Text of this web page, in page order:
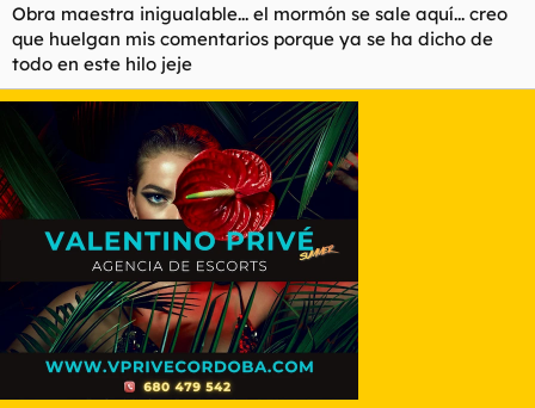
Obra maestra inigualable... el mormón se sale aquí... creo
que huelgan mis comentarios porque ya se ha dicho de
todo en este hilo jeje